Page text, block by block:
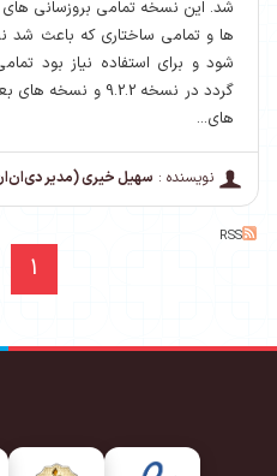
شد. این نسخه تمامی بروزسانی های
شود و برای استفاده نیاز بود
گردد در نسخه 9.2.2
های...
نویسنده : سهیل خیری (مدیر
RSS
1